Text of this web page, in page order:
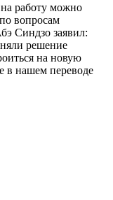
на работу можно
вопросам
Синдзо заявил:
решение
на новую
в нашем переводе